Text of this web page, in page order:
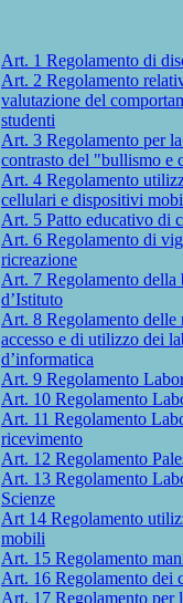
Art. 1 Regolamento di
Art. 2 Regolamento
valutazione del
studenti
Art. 3 Regolamento per
contrasto del "bullismo e
Art. 4 Regolamento
cellulari e dispositivi
Art. 5 Patto educativo di
Art. 6 Regolamento di
ricreazione
Art. 7 Regolamento della
d’Istituto
Art. 8 Regolamento delle
accesso e di utilizzo dei
d’informatica
Art. 9 Regolamento
Art. 10 Regolamento
Art. 11 Regolamento
ricevimento
Art. 12 Regolamento
Art. 13 Regolamento
Scienze
Art 14 Regolamento
mobili
Art. 15 Regolamento
Art. 16 Regolamento dei
Art. 17 Regolamento per